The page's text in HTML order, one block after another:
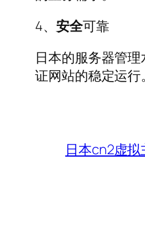
4、安全可靠
日本的服务器管
证网站的稳定运行。
日本cn2虚拟